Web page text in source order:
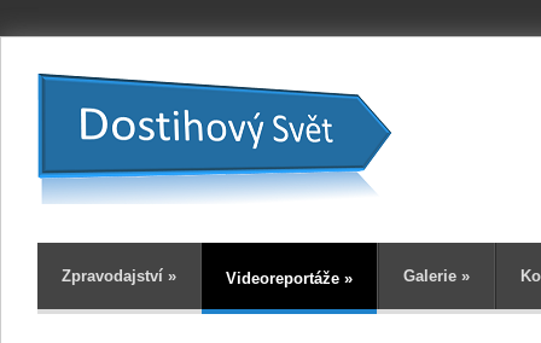
Zpravodajství » Videoreportáže » Galerie »